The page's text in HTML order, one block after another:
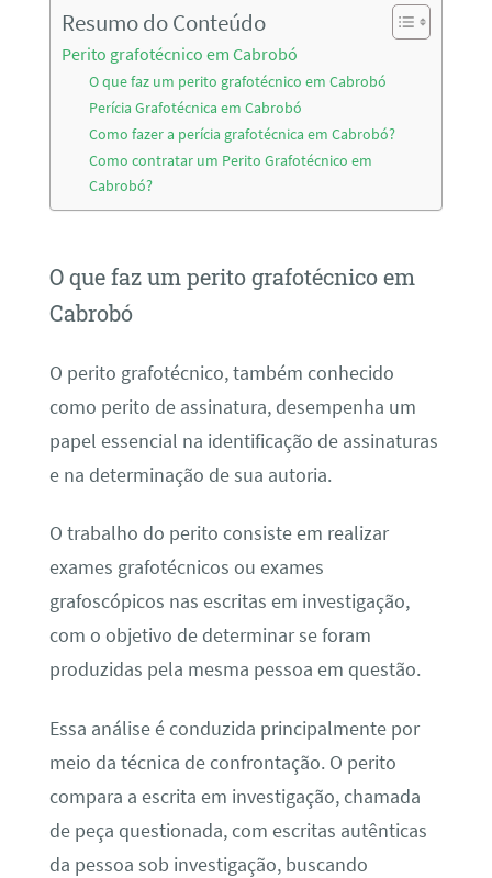
Resumo do Conteúdo
Perito grafotécnico em Cabrobó
O que faz um perito grafotécnico em Cabrobó
Perícia Grafotécnica em Cabrobó
Como fazer a perícia grafotécnica em Cabrobó?
Como contratar um Perito Grafotécnico em
Cabrobó?
O que faz um perito grafotécnico em
Cabrobó
O perito grafotécnico, também conhecido
como perito de assinatura, desempenha um
papel essencial na identificação de assinaturas
e na determinação de sua autoria.
O trabalho do perito consiste em realizar
exames grafotécnicos ou exames
grafoscópicos nas escritas em investigação,
com o objetivo de determinar se foram
produzidas pela mesma pessoa em questão.
Essa análise é conduzida principalmente por
meio da técnica de confrontação. O perito
compara a escrita em investigação, chamada
de peça questionada, com escritas autênticas
da pessoa sob investigação, buscando